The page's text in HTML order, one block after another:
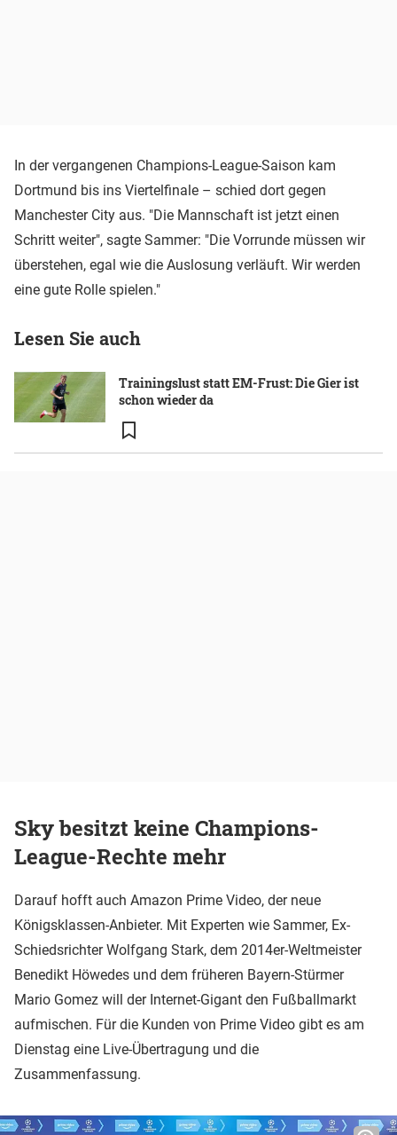
In der vergangenen Champions-League-Saison kam
Dortmund bis ins Viertelfinale – schied dort gegen
Manchester City aus. "Die Mannschaft ist jetzt einen
Schritt weiter", sagte Sammer: "Die Vorrunde müssen wir
überstehen, egal wie die Auslosung verläuft. Wir werden
eine gute Rolle spielen."
Lesen Sie auch
Trainingslust statt EM-Frust: Die Gier ist
schon wieder da
Sky besitzt keine Champions-
League-Rechte mehr
Darauf hofft auch Amazon Prime Video, der neue
Königsklassen-Anbieter. Mit Experten wie Sammer, Ex-
Schiedsrichter Wolfgang Stark, dem 2014er-Weltmeister
Benedikt Höwedes und dem früheren Bayern-Stürmer
Mario Gomez will der Internet-Gigant den Fußballmarkt
aufmischen. Für die Kunden von Prime Video gibt es am
Dienstag eine Live-Übertragung und die
Zusammenfassung.